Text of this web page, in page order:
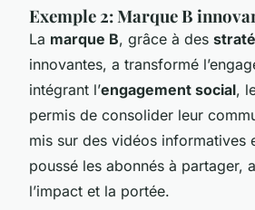
Exemple 2: Marque B
La marque B, grâce à des
innovantes, a transformé
intégrant l’engagement social,
permis de consolider leur
mis sur des vidéos informatives
poussé les abonnés à partager,
l’impact et la portée.